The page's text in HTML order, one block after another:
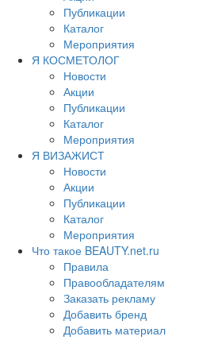
Публикации
Каталог
Мероприятия
Я КОСМЕТОЛОГ
Новости
Акции
Публикации
Каталог
Мероприятия
Я ВИЗАЖИСТ
Новости
Акции
Публикации
Каталог
Мероприятия
Что такое BEAUTY.net.ru
Правила
Правообладателям
Заказать рекламу
Добавить бренд
Добавить материал